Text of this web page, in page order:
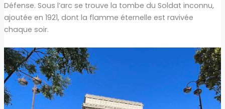
Défense. Sous l’arc se trouve la tombe du Soldat inconnu,
ajoutée en 1921, dont la flamme éternelle est ravivée
chaque soir.